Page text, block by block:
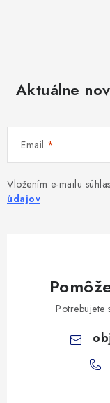
Aktuálne
Email
Vložením e-mailu
údajov
Potrebujete